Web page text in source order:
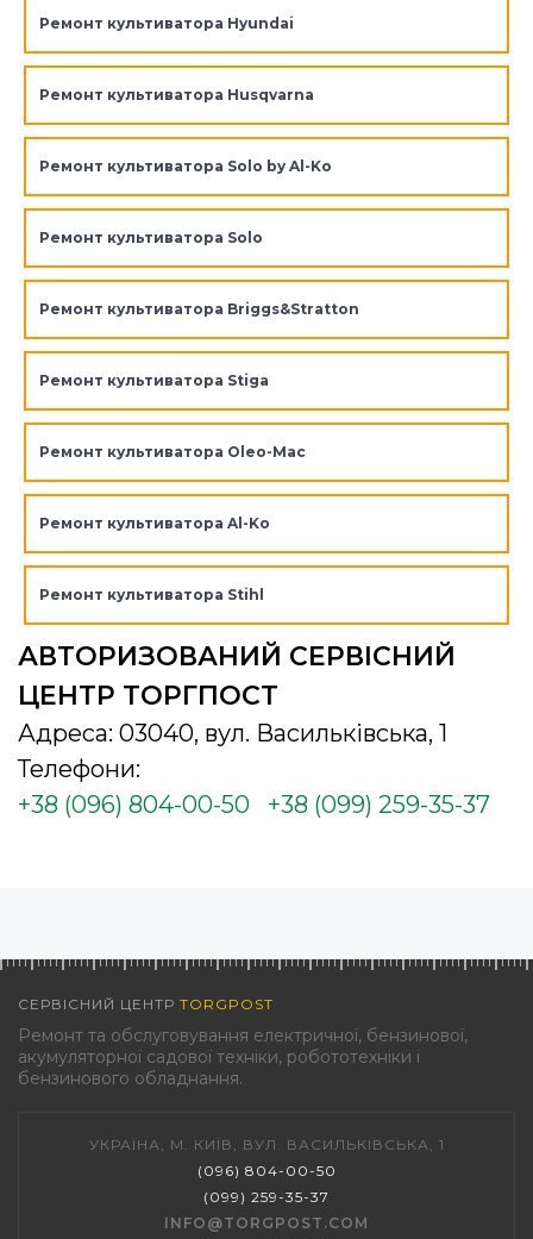
Ремонт культиватора Hyundai
Ремонт культиватора Husqvarna
Ремонт культиватора Solo by Al-Ko
Ремонт культиватора Solo
Ремонт культиватора Briggs&Stratton
Ремонт культиватора Stiga
Ремонт культиватора Oleo-Mac
Ремонт культиватора Al-Ko
Ремонт культиватора Stihl
АВТОРИЗОВАНИЙ СЕРВІСНИЙ
ЦЕНТР ТОРГПОСТ
Адреса: 03040, вул. Васильківська, 1
Телефони:
+38 (096) 804-00-50
+38 (099) 259-35-37
СЕРВІСНИЙ ЦЕНТР TORGPOST
Ремонт та обслуговування електричної, бензинової,
акумуляторної садової техніки, робототехніки і
бензинового обладнання.
УКРАЇНА, М. КИЇВ, ВУЛ. ВАСИЛЬКІВСЬКА, 1
(096) 804-00-50
(099) 259-35-37
INFO@TORGPOST.COM